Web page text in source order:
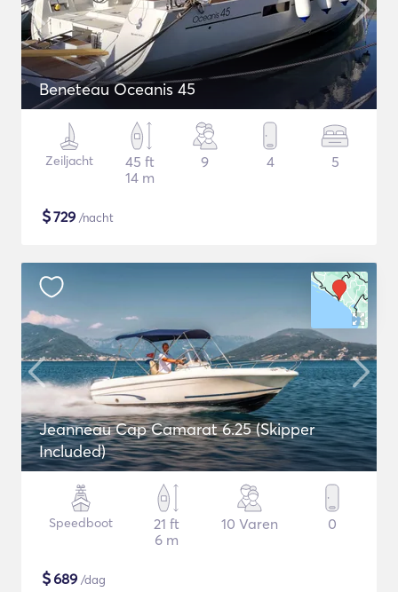
Beneteau Oceanis 45
Zeiljacht
45 ft
14 m
9 4 5
$729 /nacht
Jeanneau Cap Camarat 6.25 (Skipper
Included)
Speedboot
21 ft
6 m
10 Varen 0
$689 /dag